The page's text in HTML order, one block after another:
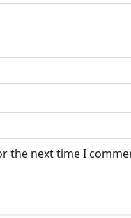
the next time I